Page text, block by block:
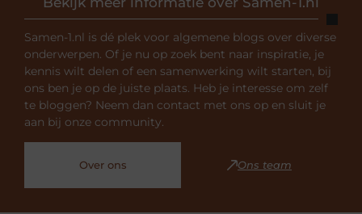
Samen-1.nl is dé plek voor algemene blogs over diverse
onderwerpen. Of je nu op zoek bent naar inspiratie, je
kennis wilt delen of een samenwerking wilt starten, bij
ons ben je op de juiste plaats. Heb je interesse om zelf
te bloggen? Neem dan contact met ons op en sluit je
aan bij onze community.
Over ons Ons team